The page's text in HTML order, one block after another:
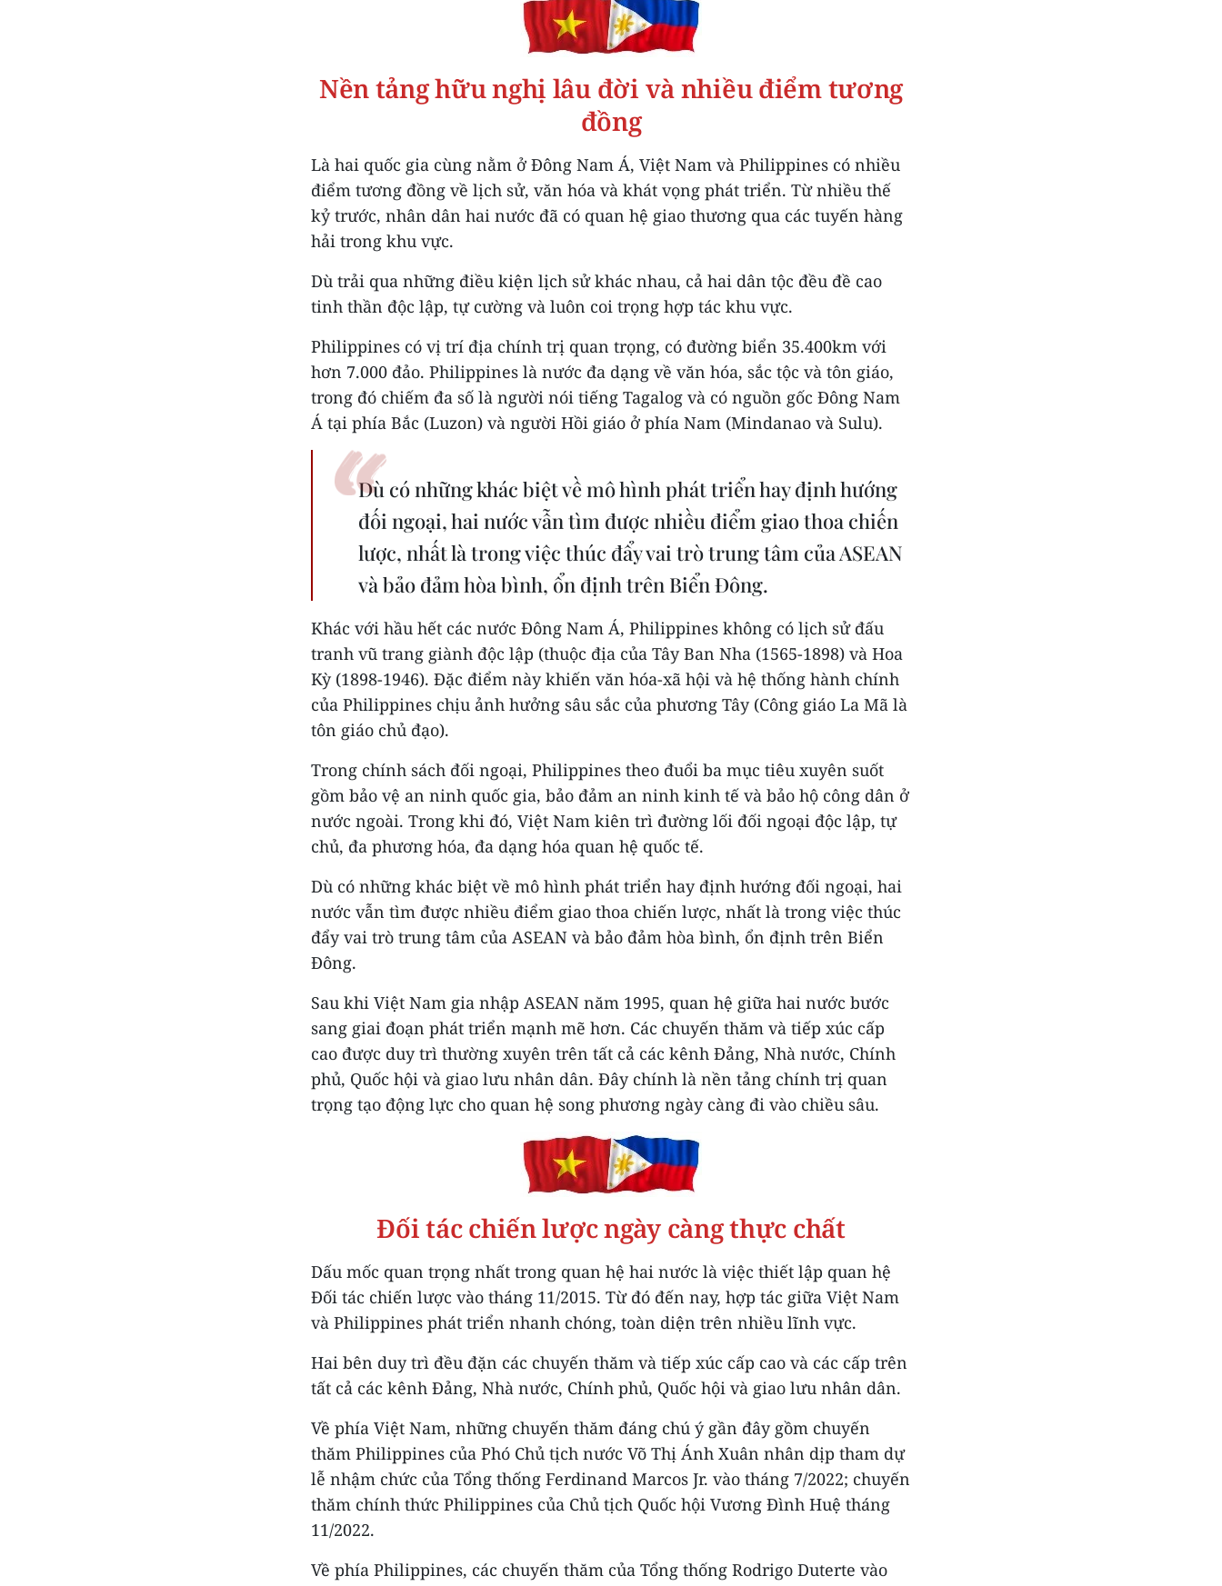
Nền tảng hữu nghị lâu đời và nhiều điểm tương
đồng
Là hai quốc gia cùng nằm ở Đông Nam Á, Việt Nam và Philippines có nhiều
điểm tương đồng về lịch sử, văn hóa và khát vọng phát triển. Từ nhiều thế
kỷ trước, nhân dân hai nước đã có quan hệ giao thương qua các tuyến hàng
hải trong khu vực.
Dù trải qua những điều kiện lịch sử khác nhau, cả hai dân tộc đều đề cao
tinh thần độc lập, tự cường và luôn coi trọng hợp tác khu vực.
Philippines có vị trí địa chính trị quan trọng, có đường biển 35.400km với
hơn 7.000 đảo. Philippines là nước đa dạng về văn hóa, sắc tộc và tôn giáo,
trong đó chiếm đa số là người nói tiếng Tagalog và có nguồn gốc Đông Nam
Á tại phía Bắc (Luzon) và người Hồi giáo ở phía Nam (Mindanao và Sulu).
Dù có những khác biệt về mô hình phát triển hay định hướng
đối ngoại, hai nước vẫn tìm được nhiều điểm giao thoa chiến
lược, nhất là trong việc thúc đẩy vai trò trung tâm của ASEAN
và bảo đảm hòa bình, ổn định trên Biển Đông.
Khác với hầu hết các nước Đông Nam Á, Philippines không có lịch sử đấu
tranh vũ trang giành độc lập (thuộc địa của Tây Ban Nha (1565-1898) và Hoa
Kỳ (1898-1946). Đặc điểm này khiến văn hóa-xã hội và hệ thống hành chính
của Philippines chịu ảnh hưởng sâu sắc của phương Tây (Công giáo La Mã là
tôn giáo chủ đạo).
Trong chính sách đối ngoại, Philippines theo đuổi ba mục tiêu xuyên suốt
gồm bảo vệ an ninh quốc gia, bảo đảm an ninh kinh tế và bảo hộ công dân ở
nước ngoài. Trong khi đó, Việt Nam kiên trì đường lối đối ngoại độc lập, tự
chủ, đa phương hóa, đa dạng hóa quan hệ quốc tế.
Dù có những khác biệt về mô hình phát triển hay định hướng đối ngoại, hai
nước vẫn tìm được nhiều điểm giao thoa chiến lược, nhất là trong việc thúc
đẩy vai trò trung tâm của ASEAN và bảo đảm hòa bình, ổn định trên Biển
Đông.
Sau khi Việt Nam gia nhập ASEAN năm 1995, quan hệ giữa hai nước bước
sang giai đoạn phát triển mạnh mẽ hơn. Các chuyến thăm và tiếp xúc cấp
cao được duy trì thường xuyên trên tất cả các kênh Đảng, Nhà nước, Chính
phủ, Quốc hội và giao lưu nhân dân. Đây chính là nền tảng chính trị quan
trọng tạo động lực cho quan hệ song phương ngày càng đi vào chiều sâu.
Đối tác chiến lược ngày càng thực chất
Dấu mốc quan trọng nhất trong quan hệ hai nước là việc thiết lập quan hệ
Đối tác chiến lược vào tháng 11/2015. Từ đó đến nay, hợp tác giữa Việt Nam
và Philippines phát triển nhanh chóng, toàn diện trên nhiều lĩnh vực.
Hai bên duy trì đều đặn các chuyến thăm và tiếp xúc cấp cao và các cấp trên
tất cả các kênh Đảng, Nhà nước, Chính phủ, Quốc hội và giao lưu nhân dân.
Về phía Việt Nam, những chuyến thăm đáng chú ý gần đây gồm chuyến
thăm Philippines của Phó Chủ tịch nước Võ Thị Ánh Xuân nhân dịp tham dự
lễ nhậm chức của Tổng thống Ferdinand Marcos Jr. vào tháng 7/2022; chuyến
thăm chính thức Philippines của Chủ tịch Quốc hội Vương Đình Huệ tháng
11/2022.
Về phía Philippines, các chuyến thăm của Tổng thống Rodrigo Duterte vào